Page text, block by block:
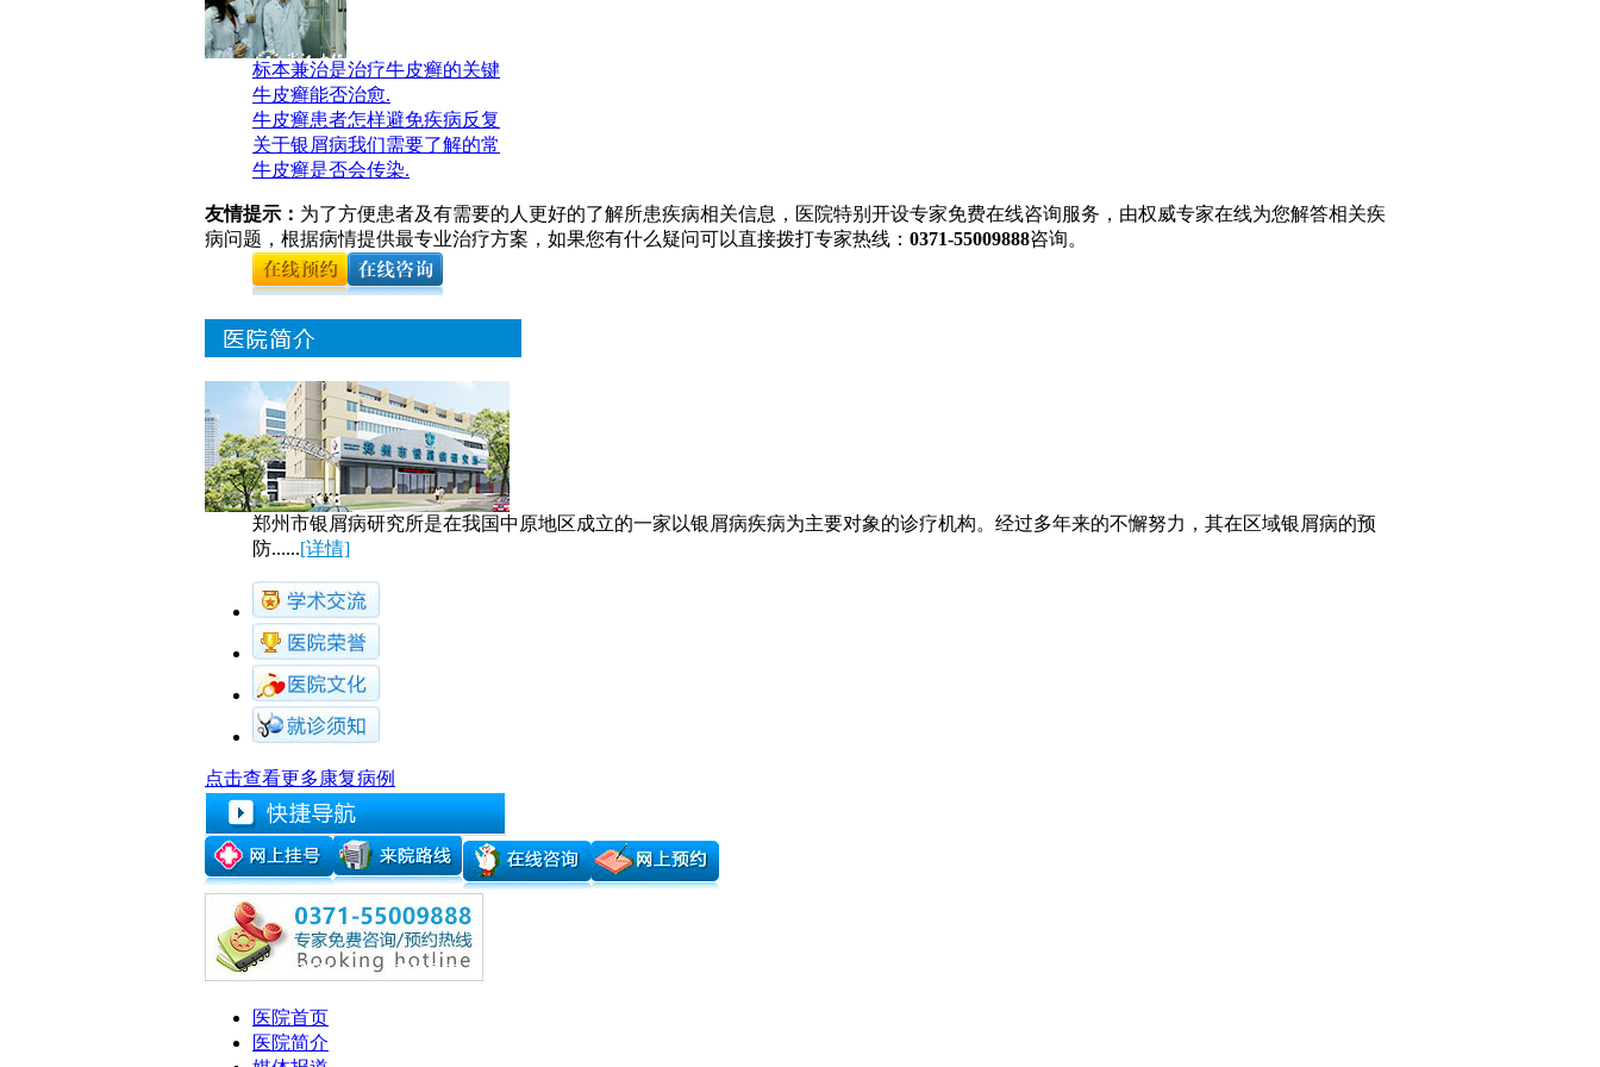
标本兼治是治疗牛皮癣的关键
牛皮癣能否治愈.
牛皮癣患者怎样避免疾病反复
关于银屑病我们需要了解的常
牛皮癣是否会传染.
友情提示： 为了方便患者及有需要的人更好的了解所患疾病相关信息，医院特别开设专家免费在线咨询服务，由权威专家在线为您解答相关疾
病问题，根据病情提供最专业治疗方案，如果您有什么疑问可以直接拨打专家热线： 0371-55009888咨询。
郑州市银屑病研究所是在我国中原地区成立的一家以银屑病疾病为主要对象的诊疗机构。经过多年来的不懈努力，其在区域银屑病的预
防......[详情]
点击查看更多康复病例
医院首页
医院简介